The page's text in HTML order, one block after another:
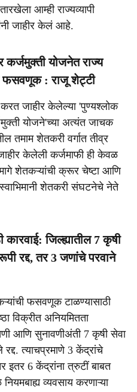
आम्ही राज्यव्यापी
जाहीर केलं आहे.
कर्जमुक्ती योजनेत राज्य
फसवणूक : राजू शेट्टी
जाहीर केलेल्या 'पुण्यश्लोक
योजने'च्या अत्यंत जाचक
तमाम शेतकरी वर्गात तीव्र
केलेली कर्जमाफी ही केवळ
शेतकऱ्यांची क्रूर चेष्टा आणि
शेतकरी संघटनेचे नेते
कारवाई: जिल्ह्यातील 7 कृषी
रद्द, तर 3 जणांचे परवाने
फसवणूक टाळण्यासाठी
विक्रीत अनियमितता
आणि सुनावणीअंती 7 कृषी सेवा
त्याचप्रमाणे 3 केंद्रांचे
इतर 6 केंद्रांना त्रुटीं बाबत
व्यवसाय करणाऱ्या